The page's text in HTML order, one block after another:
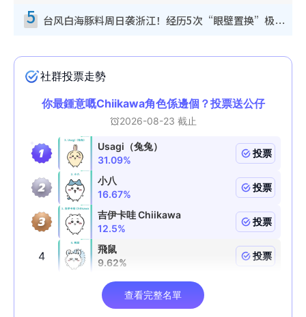
5 台风白海豚料周日袭浙江！经历5次“眼壁置换”极罕见 成登陆内地最长途台风